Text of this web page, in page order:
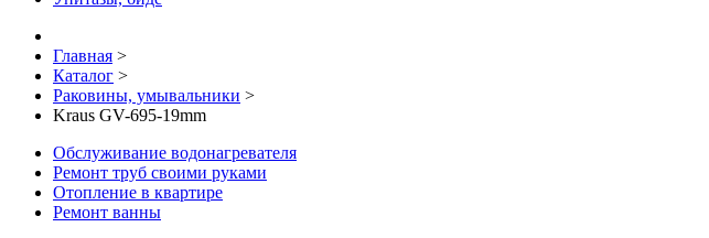
Главная >
Каталог >
Раковины, умывальники >
Kraus GV-695-19mm
Обслуживание водонагревателя
Ремонт труб своими руками
Отопление в квартире
Ремонт ванны